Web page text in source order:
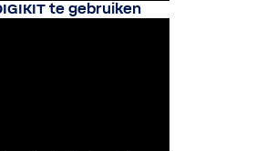
te gebruiken